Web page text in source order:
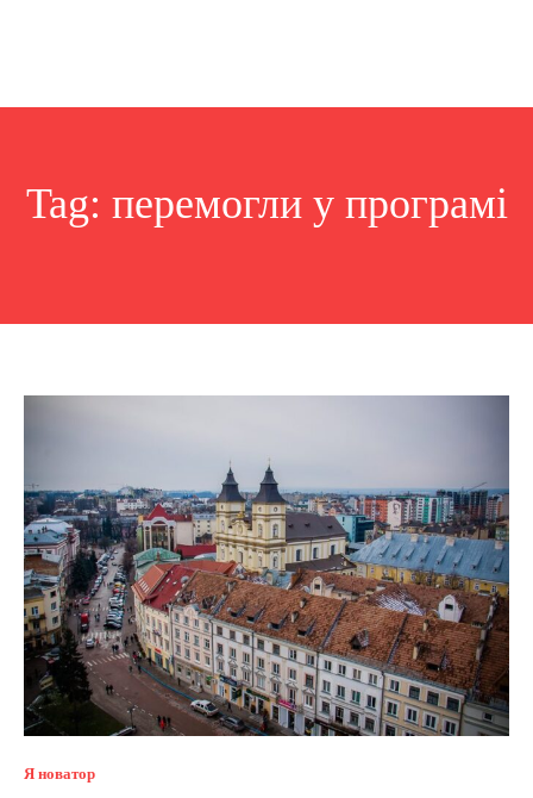
Tag: перемогли у програмі
Я новатор